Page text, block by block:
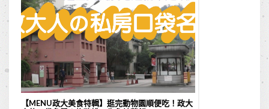
【MENU政大美食特輯】逛完動物園順便吃！政大